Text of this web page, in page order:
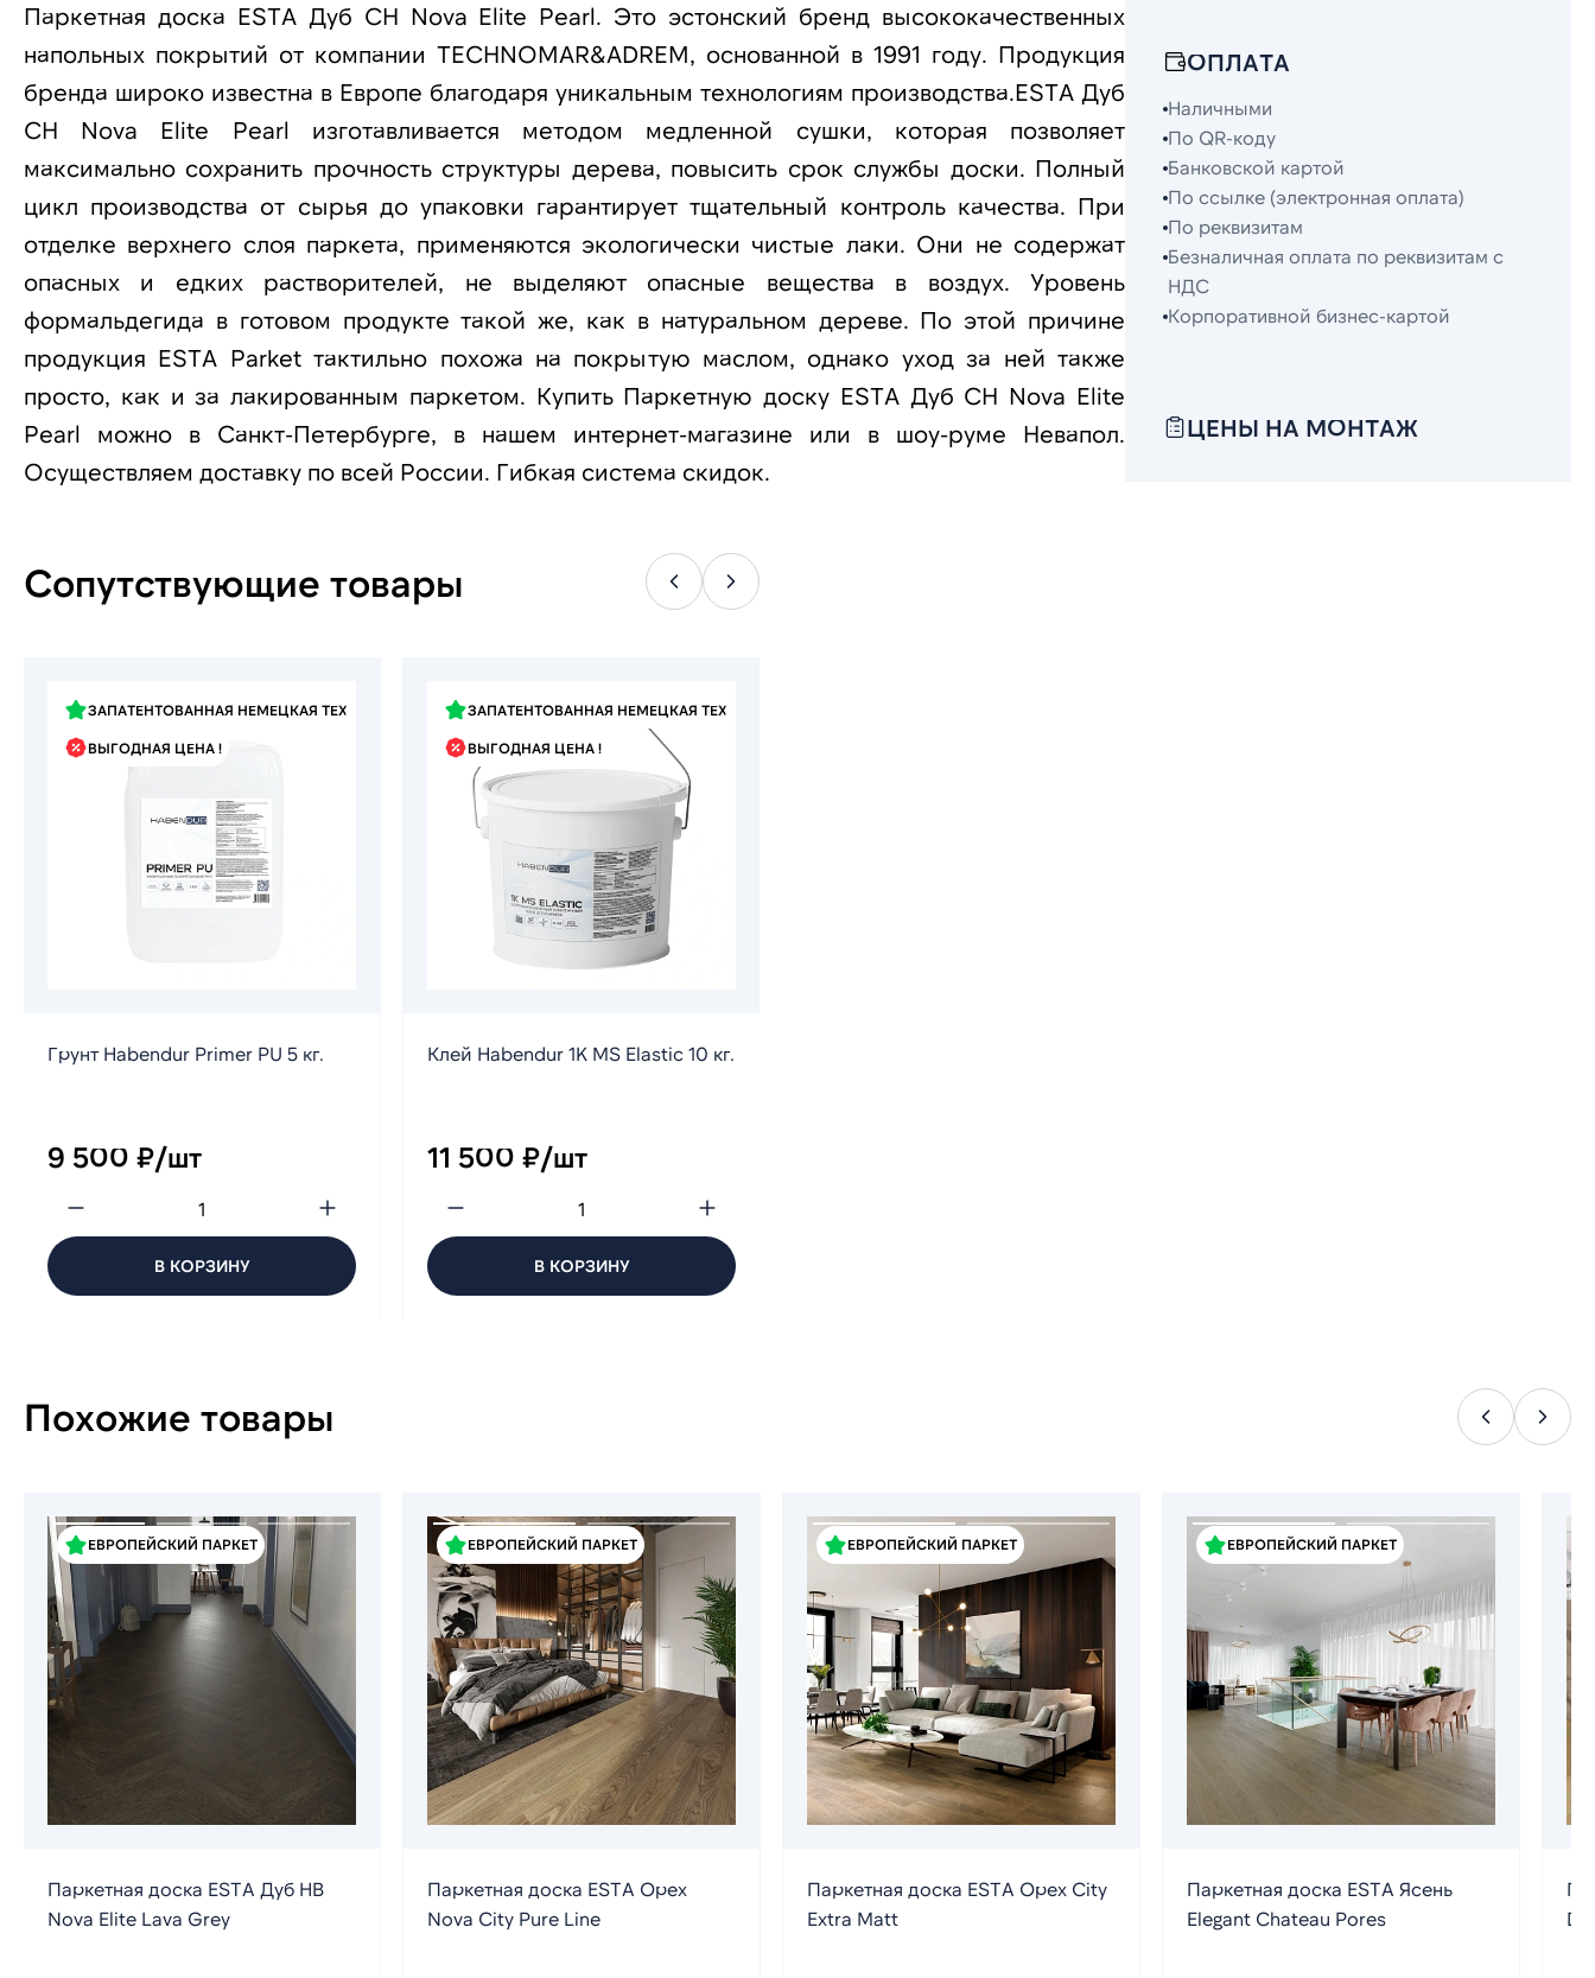
Паркетная доска ESTA Дуб CH Nova Elite Pearl. Это эстонский бренд высококачественных
напольных покрытий от компании TECHNOMAR&ADREM, основанной в 1991 году. Продукция
бренда широко известна в Европе благодаря уникальным технологиям производства.ESTA Дуб
CH Nova Elite Pearl изготавливается методом медленной сушки, которая позволяет
максимально сохранить прочность структуры дерева, повысить срок службы доски. Полный
цикл производства от сырья до упаковки гарантирует тщательный контроль качества. При
отделке верхнего слоя паркета, применяются экологически чистые лаки. Они не содержат
опасных и едких растворителей, не выделяют опасные вещества в воздух. Уровень
формальдегида в готовом продукте такой же, как в натуральном дереве. По этой причине
продукция ESTA Parket тактильно похожа на покрытую маслом, однако уход за ней также
просто, как и за лакированным паркетом. Купить Паркетную доску ESTA Дуб CH Nova Elite
Pearl можно в Санкт-Петербурге, в нашем интернет-магазине или в шоу-руме Невапол.
Осуществляем доставку по всей России. Гибкая система скидок.
ОПЛАТА
Наличными
По QR-коду
Банковской картой
По ссылке (электронная оплата)
По реквизитам
Безналичная оплата по реквизитам с
НДС
Корпоративной бизнес-картой
ЦЕНЫ НА МОНТАЖ
Сопутствующие товары
ЗАПАТЕНТОВАННАЯ НЕМЕЦКАЯ ТЕХНОЛОГИЯ
ВЫГОДНАЯ ЦЕНА !
Грунт Habendur Primer PU 5 кг.
9 500 ₽/шт
В КОРЗИНУ
ЗАПАТЕНТОВАННАЯ НЕМЕЦКАЯ ТЕХНОЛОГИЯ
ВЫГОДНАЯ ЦЕНА !
Клей Habendur 1K MS Elastic 10 кг.
11 500 ₽/шт
В КОРЗИНУ
Похожие товары
ЕВРОПЕЙСКИЙ ПАРКЕТ
Паркетная доска ESTA Дуб HB
Nova Elite Lava Grey
ЕВРОПЕЙСКИЙ ПАРКЕТ
Паркетная доска ESTA Орех
Nova City Pure Line
ЕВРОПЕЙСКИЙ ПАРКЕТ
Паркетная доска ESTA Орех City
Extra Matt
ЕВРОПЕЙСКИЙ ПАРКЕТ
Паркетная доска ESTA Ясень
Elegant Chateau Pores